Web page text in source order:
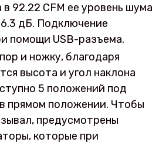
92.22 CFM ее уровень шума
дБ. Подключение
помощи USB-разъема.
и ножку, благодаря
высота и угол наклона
5 положений под
прямом положении. Чтобы
предусмотрены
которые при